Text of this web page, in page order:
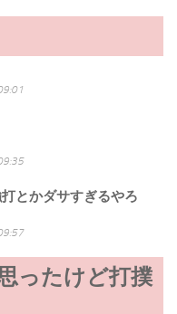
とかダサすぎるやろ
ったけど打撲